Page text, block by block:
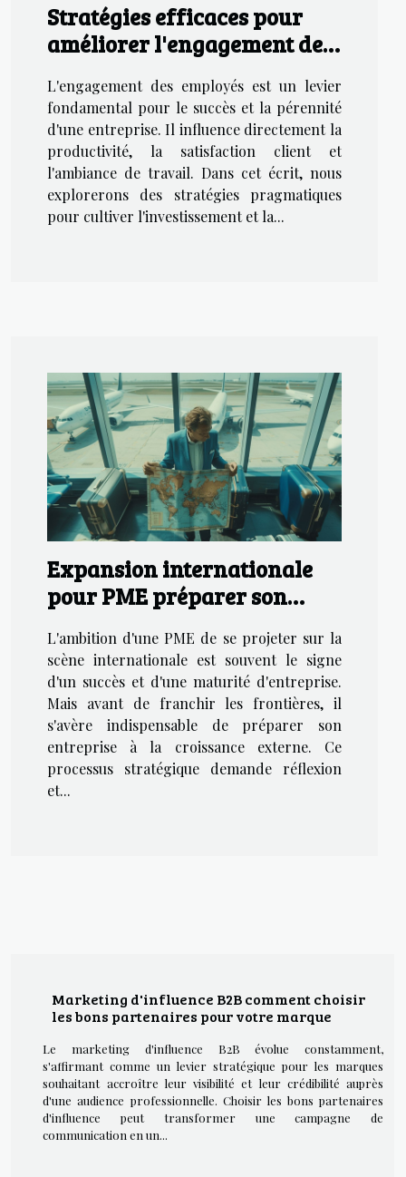
Stratégies efficaces pour
améliorer l'engagement des
employés en entreprise
L'engagement des employés est un levier
fondamental pour le succès et la pérennité
d'une entreprise. Il influence directement la
productivité, la satisfaction client et
l'ambiance de travail. Dans cet écrit, nous
explorerons des stratégies pragmatiques
pour cultiver l'investissement et la...
Expansion internationale
pour PME préparer son
entreprise à la croissance
externe
L'ambition d'une PME de se projeter sur la
scène internationale est souvent le signe
d'un succès et d'une maturité d'entreprise.
Mais avant de franchir les frontières, il
s'avère indispensable de préparer son
entreprise à la croissance externe. Ce
processus stratégique demande réflexion
et...
Marketing d'influence B2B comment choisir
les bons partenaires pour votre marque
Le marketing d'influence B2B évolue constamment,
s'affirmant comme un levier stratégique pour les marques
souhaitant accroître leur visibilité et leur crédibilité auprès
d'une audience professionnelle. Choisir les bons partenaires
d'influence peut transformer une campagne de
communication en un...